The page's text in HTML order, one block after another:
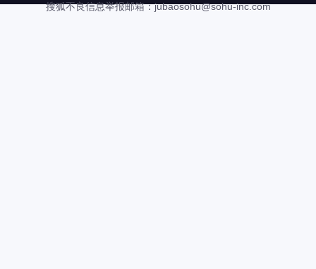
搜狐不良信息举报邮箱：jubaosohu@sohu-inc.com